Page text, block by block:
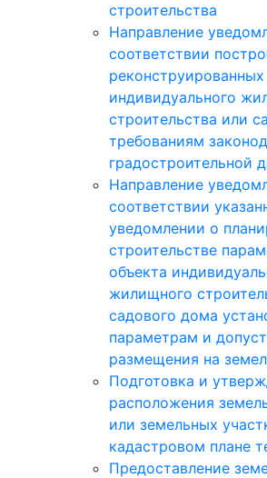
строительства
Направление
соответствии
реконструированных
индивидуального
строительства или
требованиям
градостроительной
Направление
соответствии
уведомлении о
строительстве
объекта
жилищного
садового дома
параметрам и
размещения на
Подготовка и
расположения
или земельных
кадастровом плане
Предоставление